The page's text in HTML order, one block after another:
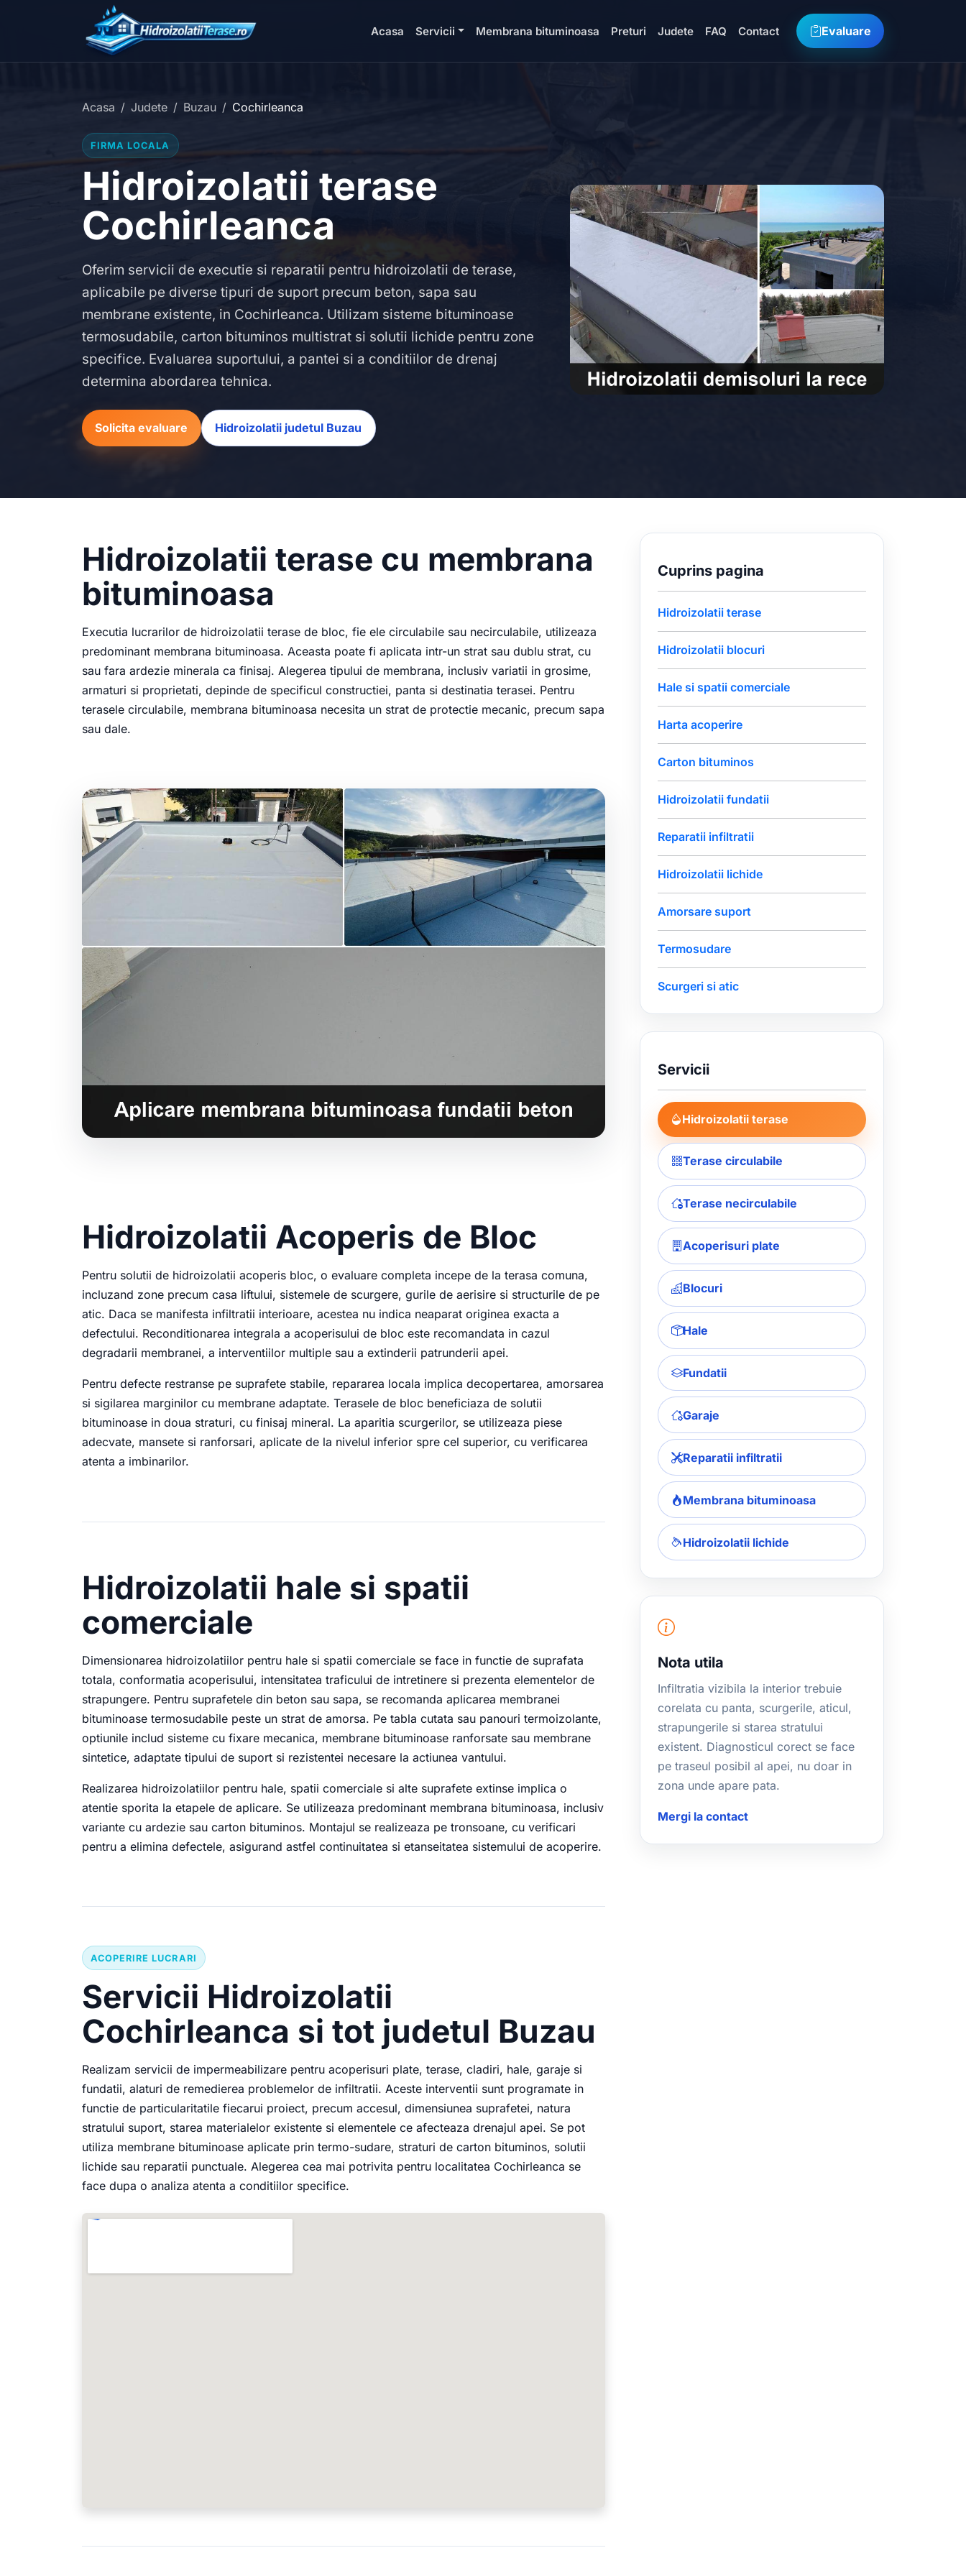
Acasa Servicii Membrana bituminoasa Preturi Judete FAQ Contact Evaluare
Acasa Judete Buzau Cochirleanca
FIRMA LOCALA
Hidroizolatii terase
Cochirleanca
Oferim servicii de executie si reparatii pentru hidroizolatii de terase,
aplicabile pe diverse tipuri de suport precum beton, sapa sau
membrane existente, in Cochirleanca. Utilizam sisteme bituminoase
termosudabile, carton bituminos multistrat si solutii lichide pentru zone
specifice. Evaluarea suportului, a pantei si a conditiilor de drenaj
determina abordarea tehnica.
Solicita evaluare Hidroizolatii judetul Buzau
Hidroizolatii terase cu membrana
bituminoasa
Executia lucrarilor de hidroizolatii terase de bloc, fie ele circulabile sau necirculabile, utilizeaza
predominant membrana bituminoasa. Aceasta poate fi aplicata intr-un strat sau dublu strat, cu
sau fara ardezie minerala ca finisaj. Alegerea tipului de membrana, inclusiv variatii in grosime,
armaturi si proprietati, depinde de specificul constructiei, panta si destinatia terasei. Pentru
terasele circulabile, membrana bituminoasa necesita un strat de protectie mecanic, precum sapa
sau dale.
Hidroizolatii Acoperis de Bloc
Pentru solutii de hidroizolatii acoperis bloc, o evaluare completa incepe de la terasa comuna,
incluzand zone precum casa liftului, sistemele de scurgere, gurile de aerisire si structurile de pe
atic. Daca se manifesta infiltratii interioare, acestea nu indica neaparat originea exacta a
defectului. Reconditionarea integrala a acoperisului de bloc este recomandata in cazul
degradarii membranei, a interventiilor multiple sau a extinderii patrunderii apei.
Pentru defecte restranse pe suprafete stabile, repararea locala implica decopertarea, amorsarea
si sigilarea marginilor cu membrane adaptate. Terasele de bloc beneficiaza de solutii
bituminoase in doua straturi, cu finisaj mineral. La aparitia scurgerilor, se utilizeaza piese
adecvate, mansete si ranforsari, aplicate de la nivelul inferior spre cel superior, cu verificarea
atenta a imbinarilor.
Hidroizolatii hale si spatii
comerciale
Dimensionarea hidroizolatiilor pentru hale si spatii comerciale se face in functie de suprafata
totala, conformatia acoperisului, intensitatea traficului de intretinere si prezenta elementelor de
strapungere. Pentru suprafetele din beton sau sapa, se recomanda aplicarea membranei
bituminoase termosudabile peste un strat de amorsa. Pe tabla cutata sau panouri termoizolante,
optiunile includ sisteme cu fixare mecanica, membrane bituminoase ranforsate sau membrane
sintetice, adaptate tipului de suport si rezistentei necesare la actiunea vantului.
Realizarea hidroizolatiilor pentru hale, spatii comerciale si alte suprafete extinse implica o
atentie sporita la etapele de aplicare. Se utilizeaza predominant membrana bituminoasa, inclusiv
variante cu ardezie sau carton bituminos. Montajul se realizeaza pe tronsoane, cu verificari
pentru a elimina defectele, asigurand astfel continuitatea si etanseitatea sistemului de acoperire.
ACOPERIRE LUCRARI
Servicii Hidroizolatii
Cochirleanca si tot judetul Buzau
Realizam servicii de impermeabilizare pentru acoperisuri plate, terase, cladiri, hale, garaje si
fundatii, alaturi de remedierea problemelor de infiltratii. Aceste interventii sunt programate in
functie de particularitatile fiecarui proiect, precum accesul, dimensiunea suprafetei, natura
stratului suport, starea materialelor existente si elementele ce afecteaza drenajul apei. Se pot
utiliza membrane bituminoase aplicate prin termo-sudare, straturi de carton bituminos, solutii
lichide sau reparatii punctuale. Alegerea cea mai potrivita pentru localitatea Cochirleanca se
face dupa o analiza atenta a conditiilor specifice.
Cuprins pagina
Hidroizolatii terase
Hidroizolatii blocuri
Hale si spatii comerciale
Harta acoperire
Carton bituminos
Hidroizolatii fundatii
Reparatii infiltratii
Hidroizolatii lichide
Amorsare suport
Termosudare
Scurgeri si atic
Servicii
Hidroizolatii terase
Terase circulabile
Terase necirculabile
Acoperisuri plate
Blocuri
Hale
Fundatii
Garaje
Reparatii infiltratii
Membrana bituminoasa
Hidroizolatii lichide
Nota utila
Infiltratia vizibila la interior trebuie
corelata cu panta, scurgerile, aticul,
strapungerile si starea stratului
existent. Diagnosticul corect se face
pe traseul posibil al apei, nu doar in
zona unde apare pata.
Mergi la contact